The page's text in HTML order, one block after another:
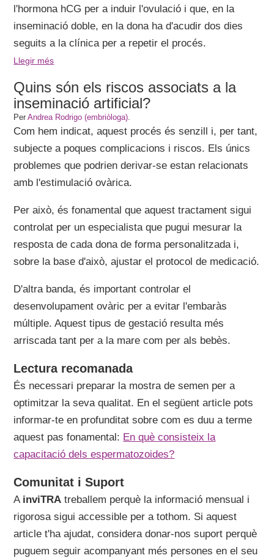
l'hormona hCG per a induir l'ovulació i que, en la
inseminació doble, en la dona ha d'acudir dos dies
seguits a la clínica per a repetir el procés.
Llegir més
Quins són els riscos associats a la
inseminació artificial?
PerAndrea Rodrigo (embriòloga).
Com hem indicat, aquest procés és senzill i, per tant,
subjecte a poques complicacions i riscos. Els únics
problemes que podrien derivar-se estan relacionats
amb l'estimulació ovàrica.
Per això, és fonamental que aquest tractament sigui
controlat per un especialista que pugui mesurar la
resposta de cada dona de forma personalitzada i,
sobre la base d'això, ajustar el protocol de medicació.
D'altra banda, és important controlar el
desenvolupament ovàric per a evitar l'embaràs
múltiple. Aquest tipus de gestació resulta més
arriscada tant per a la mare com per als bebès.
Lectura recomanada
És necessari preparar la mostra de semen per a
optimitzar la seva qualitat. En el següent article pots
informar-te en profunditat sobre com es duu a terme
aquest pas fonamental: En què consisteix la
capacitació dels espermatozoides?
Comunitat i Suport
A inviTRA treballem perquè la informació mensual i
rigorosa sigui accessible per a tothom. Si aquest
article t'ha ajudat, considera donar-nos suport perquè
puguem seguir acompanyant més persones en el seu